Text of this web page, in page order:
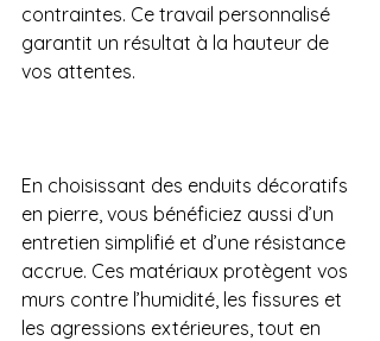
contraintes. Ce travail personnalisé
garantit un résultat à la hauteur de
vos attentes.
En choisissant des enduits décoratifs
en pierre, vous bénéficiez aussi d’un
entretien simplifié et d’une résistance
accrue. Ces matériaux protègent vos
murs contre l’humidité, les fissures et
les agressions extérieures, tout en